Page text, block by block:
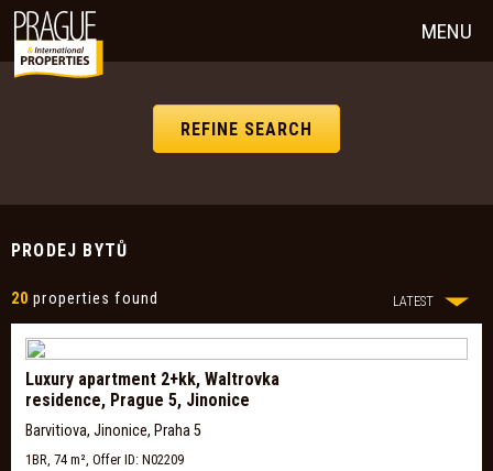
MENU
REFINE SEARCH
PRODEJ BYTŮ
20 properties found LATEST
Luxury apartment 2+kk, Waltrovka
residence, Prague 5, Jinonice
Barvitiova, Jinonice, Praha 5
1BR, 74 m², Offer ID: N02209